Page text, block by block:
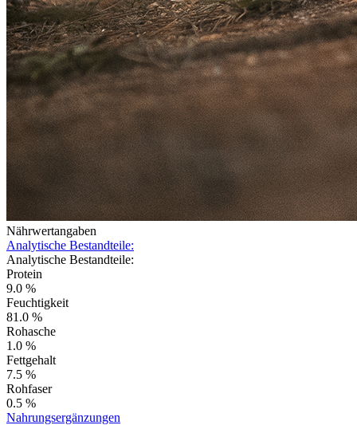
Nährwertangaben
Analytische Bestandteile:
Analytische Bestandteile:
Protein
9.0 %
Feuchtigkeit
81.0 %
Rohasche
1.0 %
Fettgehalt
7.5 %
Rohfaser
0.5 %
Nahrungsergänzungen